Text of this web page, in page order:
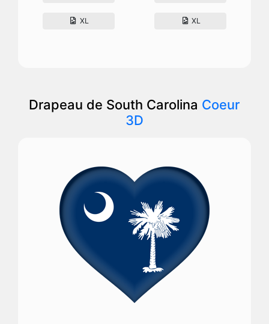
XL XL
Drapeau de South Carolina Coeur
3D